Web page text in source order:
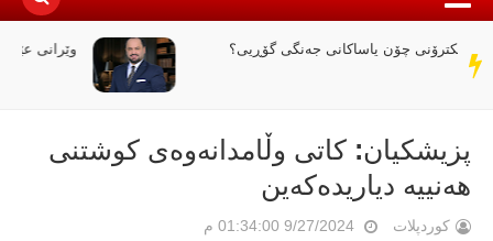
سەر
دێڕ
وێرانی عێراق لە نێوان ملیاران و ئاگردا
پزیشکیان: کاتی وڵامدانەوەی کوشتنی
هەنییە دیاریدەکەین
کوردپلات 9/27/2024 01:34:00 م